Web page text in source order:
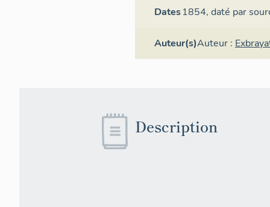
Dates1854,daté par
Auteur(s)Auteur :
Description